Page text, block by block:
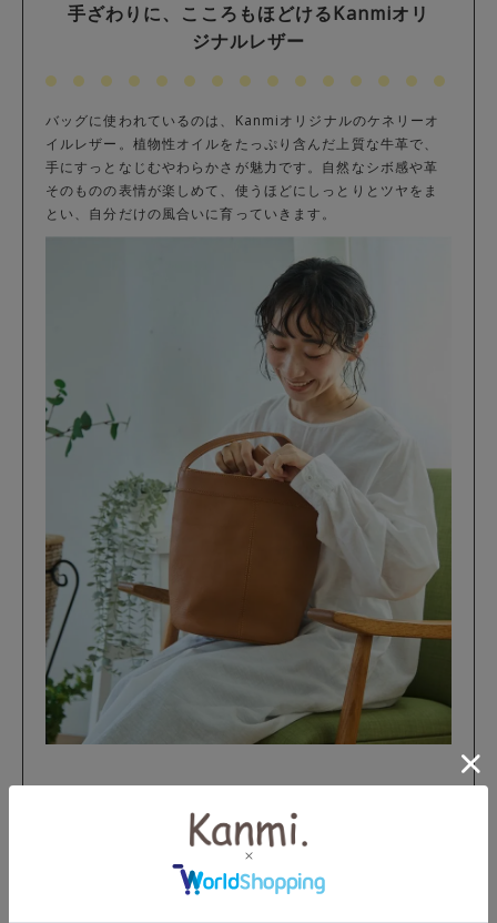
手ざわりに、こころもほどけるKanmiオリ
ジナルレザー
バッグに使われているのは、Kanmiオリジナルのケネリーオ
イルレザー。植物性オイルをたっぷり含んだ上質な牛革で、
手にすっとなじむやわらかさが魅力です。自然なシボ感や革
そのものの表情が楽しめて、使うほどにしっとりとツヤをま
とい、自分だけの風合いに育っていきます。
フリーストラップを付けてアレンジ